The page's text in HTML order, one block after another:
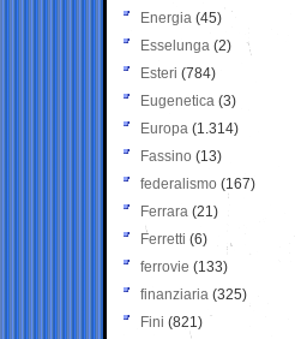
Energia (45)
Esselunga (2)
Esteri (784)
Eugenetica (3)
Europa (1.314)
Fassino (13)
federalismo (167)
Ferrara (21)
Ferretti (6)
ferrovie (133)
finanziaria (325)
Fini (821)